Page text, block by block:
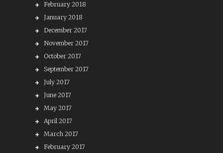
February 2018
January 2018
December 2017
November 2017
October 2017
September 2017
July 2017
June 2017
May 2017
April 2017
March 2017
February 2017